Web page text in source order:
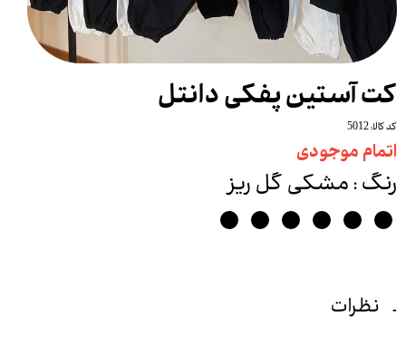
کت آستین پفکی دانتل
کد کالا: 5012
اتمام موجودی
رنگ: مشکی گل ریز
نظرات